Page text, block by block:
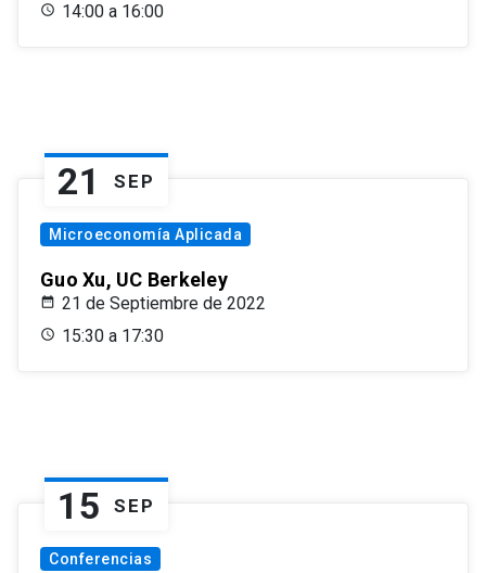
14:00 a 16:00
21 SEP
Microeconomía Aplicada
Guo Xu, UC Berkeley
21 de Septiembre de 2022
15:30 a 17:30
15 SEP
Conferencias